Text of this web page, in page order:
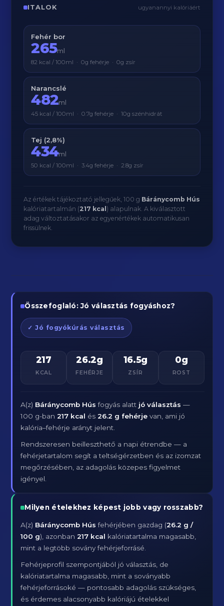
ITALOK ugyanannyi kalóriáért
Fehér bor
265ml
82 kcal / 100ml · 0g fehérje · 0g zsír
Narancslé
482ml
45 kcal / 100ml · 0.7g fehérje · 10g szénhidrát
Tej (2,8%)
434ml
50 kcal / 100ml · 3.4g fehérje · 2.8g zsír
Az értékek tájékoztató jellegűek, 100 g Báránycomb Hús
kalóriatartalmán (217 kcal ) alapulnak. A kiválasztott
adag változtatásakor az egyenértékek automatikusan
frissülnek.
Összefoglaló: Jó választás fogyáshoz?
✓ Jó fogyókúrás választás
217
KCAL
26.2g
FEHÉRJE
16.5g
ZSÍR
0g
ROST
A(z) Báránycomb Hús fogyás alatt jó választás —
100 g-ban217 kcal és26.2 g fehérje van, ami jó
kalória–fehérje arányt jelent.
Rendszeresen beilleszthető a napi étrendbe — a
fehérjetartalom segít a teltségérzetben és az izomzat
megőrzésében, az adagolás közepes figyelmet
igényel.
Milyen ételekhez képest jobb vagy rosszabb?
A(z) Báránycomb Hús fehérjében gazdag (26.2 g /
100 g), azonban217 kcal kalóriatartalma magasabb,
mint a legtöbb sovány fehérjeforrásé.
Fehérjeprofil szempontjából jó választás, de
kalóriatartalma magasabb, mint a soványabb
fehérjeforrásoké — pontosabb adagolás szükséges,
és érdemes alacsonyabb kalóriájú ételekkel